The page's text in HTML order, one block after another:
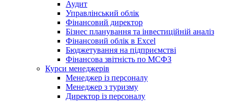
Аудит
Управлінський облік
Фінансовий директор
Бізнес планування та інвестиційній аналіз
Фінансовий облiк в Excel
Бюджетування на підприємстві
Фінансова звітність по МСФЗ
Курси менеджерів
Менеджер із персоналу
Менеджер з туризму
Директор iз персоналу